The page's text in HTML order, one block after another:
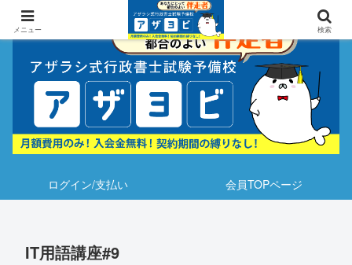
ログイン/支払い 会員TOPページ
IT用語講座#9
メニュー 検索